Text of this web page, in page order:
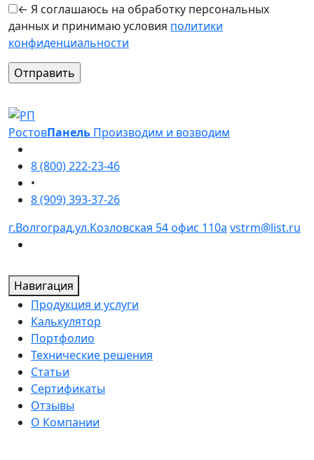
← Я соглашаюсь на обработку персональных
данных и принимаю условия политики
конфиденциальности
Оставьте это поле пустым.
РостовПанель Производим и возводим
8 (800) 222-23-46
•
8 (909) 393-37-26
г.Волгоград,ул.Козловская 54 офис 110а vstrm@list.ru
Навигация
Продукция и услуги
Калькулятор
Портфолио
Технические решения
Статьи
Сертификаты
Отзывы
О Компании